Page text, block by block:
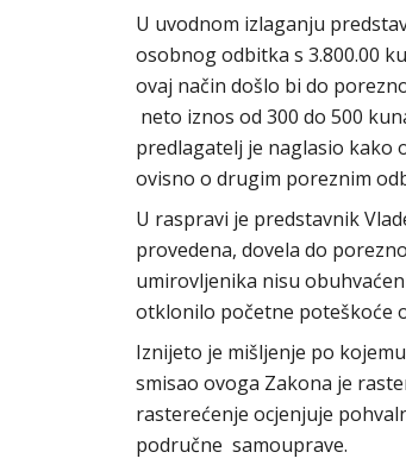
U uvodnom izlaganju
osobnog odbitka s 3.800.00
ovaj način došlo bi do
neto iznos od 300 do 500
predlagatelj je naglasio kako
ovisno o drugim poreznim
U raspravi je predstavnik
provedena, dovela do
umirovljenika nisu
otklonilo početne poteškoće
Iznijeto je mišljenje po
smisao ovoga Zakona je
rasterećenje ocjenjuje
područne samouprave.